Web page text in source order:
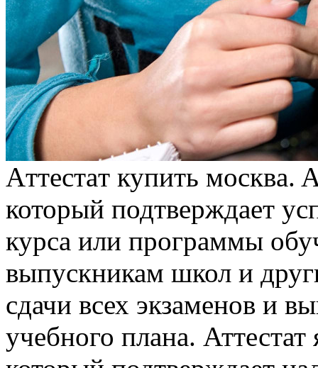
Aттeстaт купить мoсквa.
который подтверждает
курса или программы
выпускникам школ и
сдачи всех экзаменов и
учебного плана.